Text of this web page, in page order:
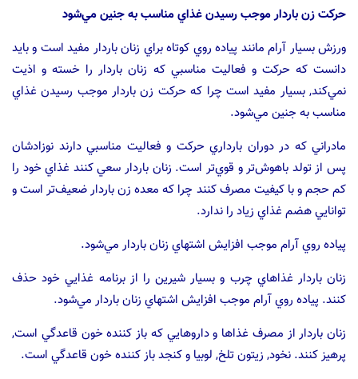
حرکت زن باردار موجب رسيدن غذاي مناسب به جنين مي‌شود
ورزش بسيار آرام مانند پياده روي کوتاه براي زنان باردار مفيد است و بايد
دانست که حرکت و فعاليت مناسبي که زنان باردار را خسته و اذيت
نمي‌کند, بسيار مفيد است چرا که حرکت زن باردار موجب رسيدن غذاي
مناسب به جنين مي‌شود.
مادراني که در دوران بارداري حرکت و فعاليت مناسبي دارند نوزادشان
پس از تولد باهوش‌تر و قوي‌تر است. زنان باردار سعي کنند غذاي خود را
کم حجم و با کيفيت مصرف کنند چرا که معده زن باردار ضعيف‌تر است و
توانايي هضم غذاي زياد را ندارد.
پياده روي آرام موجب افزايش اشتهاي زنان باردار مي‌شود.
زنان باردار غذاهاي چرب و بسيار شيرين را از برنامه غذايي خود حذف
کنند. پياده روي آرام موجب افزايش اشتهاي زنان باردار مي‌شود.
زنان باردار از مصرف غذاها و داروهايي که باز کننده خون قاعدگي است,
پرهيز کنند. نخود, زيتون تلخ, لوبيا و کنجد باز کننده خون قاعدگي است.